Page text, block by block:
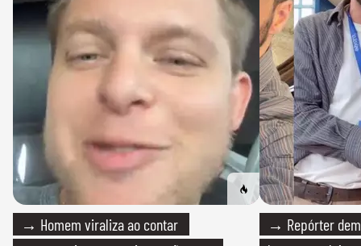
→ Homem viraliza ao contar
→ Repórter